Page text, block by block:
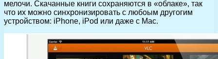
мелочи. Скачанные книги сохраняются в «облаке», так
что их можно синхронизировать с любоым другогим
устройством: iPhone, iPod или даже с Mac.